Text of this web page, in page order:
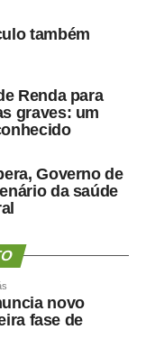
digitais e
finalistas
de educação.
cada unidade da
Vivência
e 21 de agosto.
em critérios
Nacional do
organização
Social do
a formação
também
Renda para
graves: um
Governo de
da saúde
novo
fase de